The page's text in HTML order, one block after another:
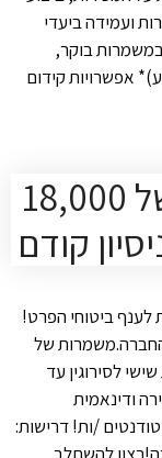
ועמידה ביעדי
במשמרות בוקר,
(לפחות 5 ימים בשבוע)* אפשרויות קידום
מכירות בשכר ממוצע של 18,000
קודם
לענף ביטוחי הפרט!
החברה.משמרות של
לסירוגין עד
ודינאמית
/ות! דרישות: